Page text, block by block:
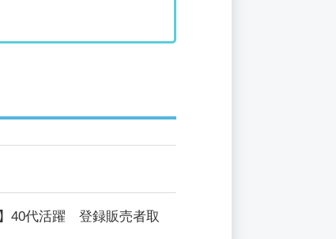
40代活躍 登録販売者取